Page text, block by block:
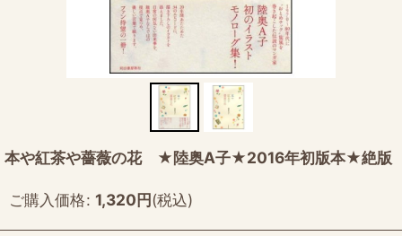
本や紅茶や薔薇の花 ★陸奥A子★2016年初版本★絶版
ご購入価格: 1,320円(税込)